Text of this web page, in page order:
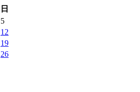
日
5
12
19
26